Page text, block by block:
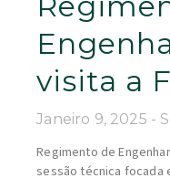
visita a
Janeiro 9, 2025
Regimento de
sessão técnica focada